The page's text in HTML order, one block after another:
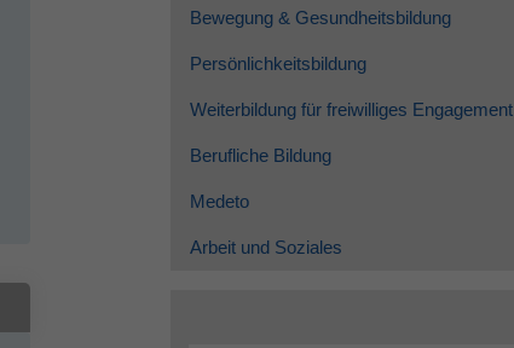
Bewegung & Gesundheitsbildung
Persönlichkeitsbildung
Weiterbildung für freiwilliges Engagement
Berufliche Bildung
Medeto
Arbeit und Soziales